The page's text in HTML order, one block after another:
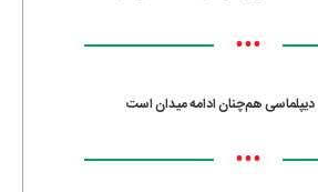
•••
دیپلماسی هم‌چنان ادامه میدان است
•••